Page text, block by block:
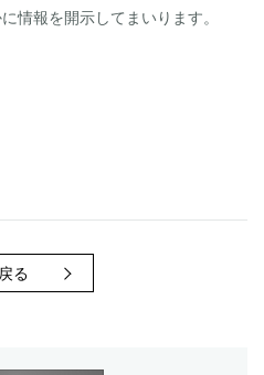
情報を開示してまいります。
る